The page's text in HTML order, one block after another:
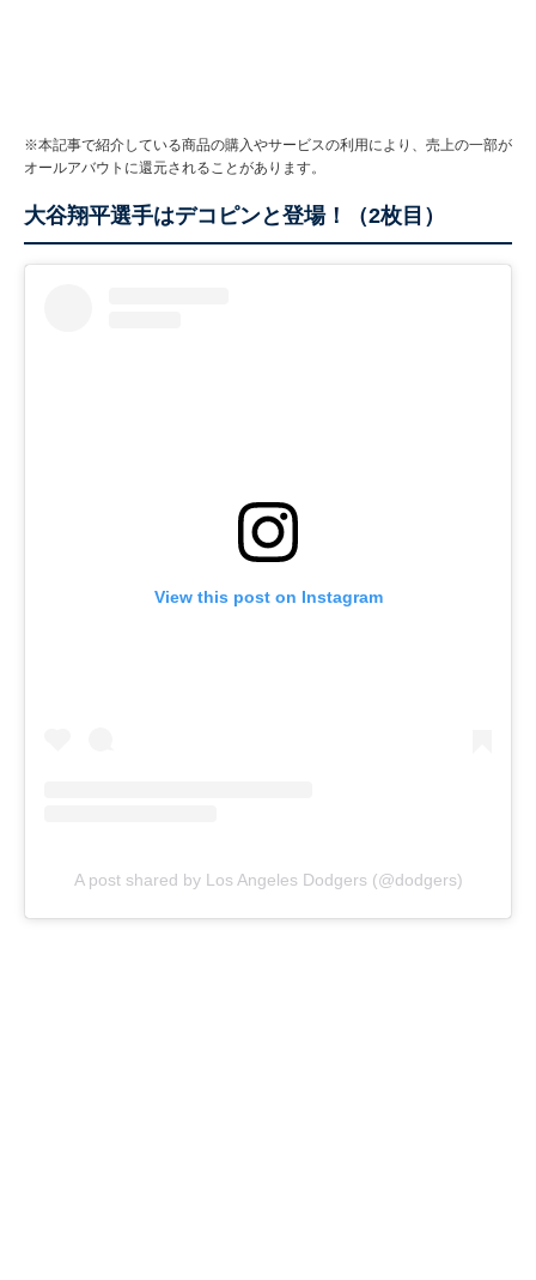
※本記事で紹介している商品の購入やサービスの利用により、売上の一部が
オールアバウトに還元されることがあります。
大谷翔平選手はデコピンと登場！（2枚目）
View this post on Instagram
A post shared by Los Angeles Dodgers (@dodgers)